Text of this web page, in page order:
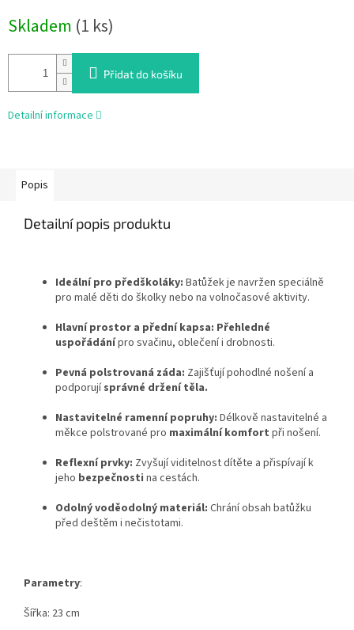
cena:
Skladem (1 ks)
Přidat do košíku
Detailní informace
Popis
Detailní popis produktu
Ideální pro předškoláky: Batůžek je navržen speciálně
pro malé děti do školky nebo na volnočasové aktivity.
Hlavní prostor a přední kapsa: Přehledné
uspořádánípro svačinu, oblečení i drobnosti.
Pevná polstrovaná záda: Zajišťují pohodlné nošení a
podporujísprávné držení těla.
Nastavitelné ramenní popruhy: Délkově nastavitelné a
měkce polstrované pro maximální komfort při nošení.
Reflexní prvky: Zvyšují viditelnost dítěte a přispívají k
jeho bezpečnosti na cestách.
Odolný voděodolný materiál: Chrání obsah batůžku
před deštěm i nečistotami.
Parametry:
Šířka: 23 cm